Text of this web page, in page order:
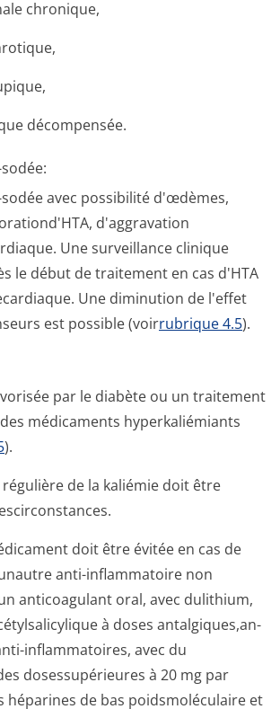
chronique,
décompensée.
avec possibilité d'œdèmes,
d'aggravation
Une surveillance clinique
le début de traitement en cas d'HTA
Une diminution de l'effet
est possible (voirrubrique 4.5).
par le diabète ou un traitement
médicaments hyperkaliémiants
).
de la kaliémie doit être
doit être évitée en cas de
anti-inflammatoire non
anticoagulant oral, avec dulithium,
à doses antalgiques,an­
inflammatoires, avec du
dosessupérieures à 20 mg par
héparines de bas poidsmoléculaire et